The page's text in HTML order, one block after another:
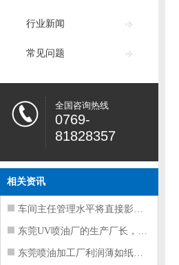
行业新闻
常见问题
全国咨询热线
0769-
81828357
相关资讯
车间主任管理水平将直接影响东莞注塑件
东莞UV喷油厂的生产厂长，到底在给工
东莞喷油加工厂利润薄如纸？这四项基本